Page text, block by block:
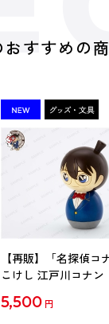
すすめの
【再販】「名探偵コ
こけし 江戸川コナン
5,500 円